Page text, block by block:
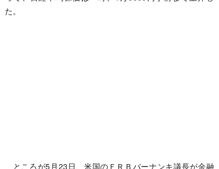
た。
ところが5月23日、米国のＦＲＢバーナンキ議長が金融